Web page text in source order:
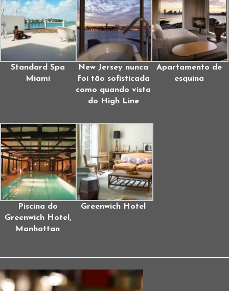
Standard Spa
Miami
New Jersey nunca
foi tão sofisticada
como quando vista
do High Line
Apartamento de
esquina
Piscina do
Greenwich Hotel,
Manhattan
Greenwich Hotel